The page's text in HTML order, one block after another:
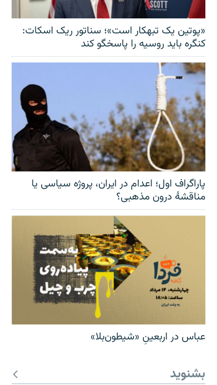
«پوتین یک تبهکار است»؛ سناتور ریک اسکات:
کنگره باید روسیه را پاسخگو کند
پاراگراف اول؛ اعدام در ایران، پروژه سیاسی یا
مناقشهٔ درون مذهبی؟
عباس در اربعینِ «شیطون‌بلا»
بشنوید